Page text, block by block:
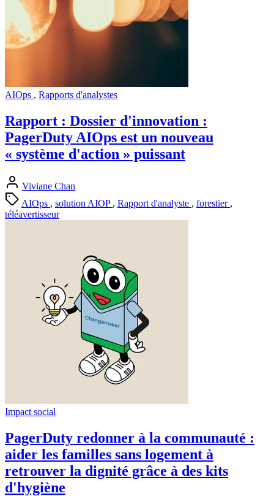
AIOps , Rapports d'analystes
Rapport : Dossier d'innovation :
PagerDuty AIOps est un nouveau
« système d'action » puissant
Viviane Chan
AIOps , solution AIOP , Rapport d'analyste , forestier ,
téléavertisseur
Impact social
PagerDuty redonner à la communauté :
aider les familles sans logement à
retrouver la dignité grâce à des kits
d'hygiène